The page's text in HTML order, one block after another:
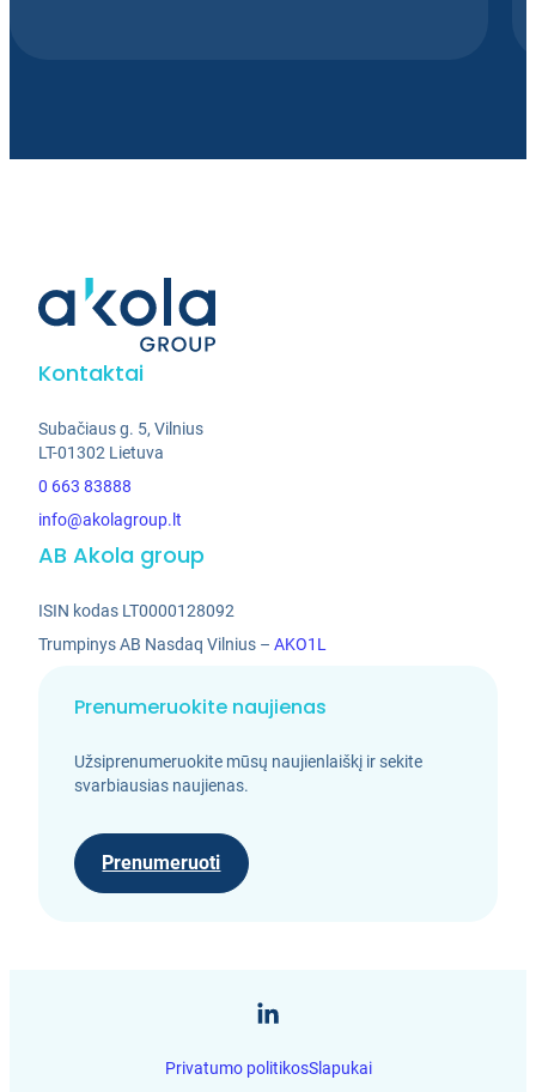
Kontaktai
Subačiaus g. 5, Vilnius
LT-01302 Lietuva
0 663 83888
info@akolagroup.lt
AB Akola group
ISIN kodas LT0000128092
Trumpinys AB Nasdaq Vilnius –AKO1L
Prenumeruokite naujienas
Užsiprenumeruokite mūsų naujienlaiškį ir sekite
svarbiausias naujienas.
Prenumeruoti
Privatumo politikosSlapukai